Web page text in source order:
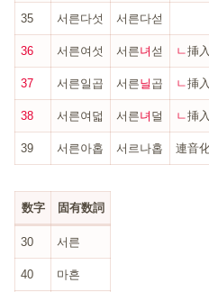
35 서른다섯 서른다섣
36 서른여섯 서른녀 섣 ㄴ挿入
37 서른일곱 서른닐 곱 ㄴ挿入
38 서른여덟 서른녀 덜 ㄴ挿入
39 서른아홉 서르나홉 連音
数字 固有数詞
30 서른
40 마흔